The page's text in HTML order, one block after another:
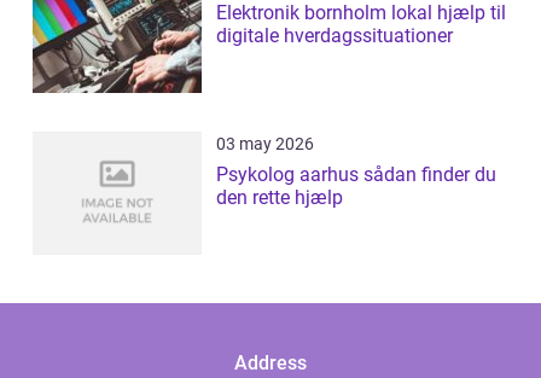
Elektronik bornholm lokal hjælp til
digitale hverdagssituationer
03 may 2026
Psykolog aarhus sådan finder du
den rette hjælp
Address